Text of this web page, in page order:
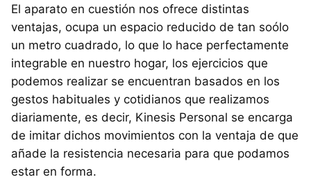
El aparato en cuestión nos ofrece distintas
ventajas, ocupa un espacio reducido de tan soólo
un metro cuadrado, lo que lo hace perfectamente
integrable en nuestro hogar, los ejercicios que
podemos realizar se encuentran basados en los
gestos habituales y cotidianos que realizamos
diariamente, es decir, Kinesis Personal se encarga
de imitar dichos movimientos con la ventaja de que
añade la resistencia necesaria para que podamos
estar en forma.